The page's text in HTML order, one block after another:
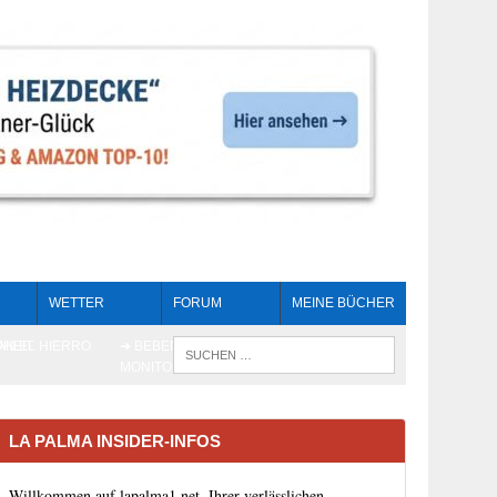
WETTER FORUM MEINE BÜCHER
LA PALMA INSIDER-INFOS